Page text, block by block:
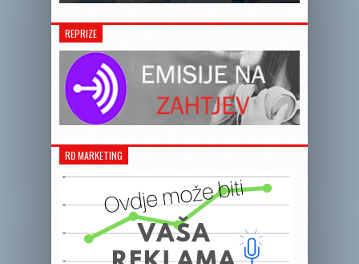
REPRIZE
RĐ MARKETING